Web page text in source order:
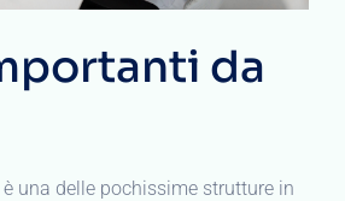
da
una delle pochissime strutture in